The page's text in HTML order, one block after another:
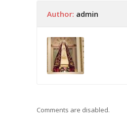
Author: admin
Comments are disabled.